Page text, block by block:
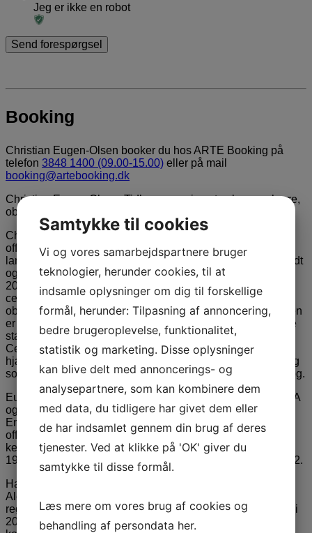
Jeg er ikke en robot
Booking
Christian Eugen-Olsen booker du hos ARTE Booking på
telefon 3848 1400 (09.00-15.00) eller på mail
booking@artebooking.dk
Christian Eugen-Olsen: Tidl. ceremonimester, kammerherre,
oberstløjtnant, jazzmusiker og orkesterleder.
Christian Eugen-Olsen (født 22. marts 1941) er en dansk
officer og hofembedsmand. Chr. Eugen-Olsen er søn af
landsretssagfører Eugen Olsen og Ida Marie født Knipschildt
og dermed barnebarn af filmkongen Ole Olsen. Fra 1990-
2012 har han været HM Dronning Margrethe 2.s
ceremonimester. Han er desuden kammerherre og
oberstløjtnant i Den Kongelige Livgarde. Ceremonimesteren
er ansvarlig for modtagelser af ambassadører og fremmede
statsoverhoveder og som arrangør af officielle festligheder.
Ceremonimesteren er hofmarskallens stedfortræder og
hjælper. Han planlægger regentparrets rejser til udlandet og
sommertogter rundt i Danmark med Kongeskibet Dannebrog.
Eugen-Olsen har arrangeret regentparrets statsbesøg i USA
og Canada i 1991, Tyskland i 1994, Sydafrika i 1996,
England og Skotland i 2000 og Thailand i 2001. Og for de
officielle besøg af Norges kongepar i 1991, det japanske
kejserpar i 1998, Sydafrikas præsident Nelson Mandela i
1999 og den tyske forbundspræsident Johannes Rau i 2002.
Han har desuden stået for Prins Joachim og prinsesse
Alexandras bryllup i 1995, Dronning Margrethes
regeringsjubilæum i 1997, Dronningens 60 års fødselsdag i
2000 og dronning Ingrids begravelse samme år. Dertil
Samtykke til cookies
Vi og vores samarbejdspartnere bruger
teknologier, herunder cookies, til at
indsamle oplysninger om dig til forskellige
formål, herunder: Tilpasning af annoncering,
bedre brugeroplevelse, funktionalitet,
statistik og marketing. Disse oplysninger
kan blive delt med annoncerings- og
analysepartnere, som kan kombinere dem
med data, du tidligere har givet dem eller
de har indsamlet gennem din brug af deres
tjenester. Ved at klikke på 'OK' giver du
samtykke til disse formål.
Læs mere om vores brug af cookies og
behandling af persondata her.